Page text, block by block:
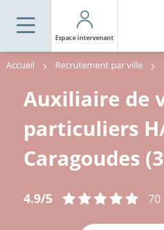
Espace intervenant
Accueil Recrutement par ville
Auxiliaire de
particuliers
Caragoudes
4.9/5 70